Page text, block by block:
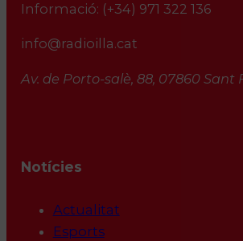
Informació: (+34) 971 322 136
info@radioilla.cat
Av. de Porto-salè, 88, 07860
Notícies
Actualitat
Esports